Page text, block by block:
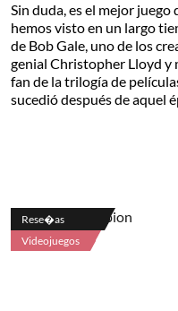
Sin duda, es el mejor
hemos visto en un largo
de Bob Gale, uno de los
genial Christopher Lloyd y
fan de la trilogía de
sucedió después de aquel
Rese�as
Videojuegos